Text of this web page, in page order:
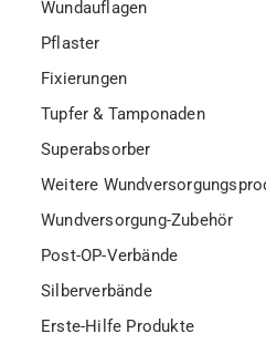
Wundauflagen
Pflaster
Fixierungen
Tupfer & Tamponaden
Superabsorber
Weitere
Wundversorgung-Zubehör
Post-OP-Verbände
Silberverbände
Erste-Hilfe Produkte